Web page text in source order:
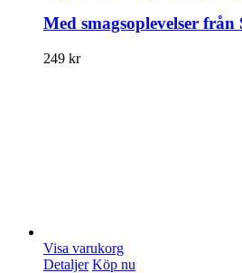
Med smagsoplevelser från
249 kr
Visa varukorg
Detaljer Köp nu